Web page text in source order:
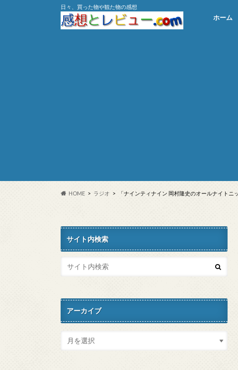
日々、買った物や観た物の感想
ホーム
HOME ラジオ 「ナインティナイン 岡村隆史のオールナイト
サイト内検索
アーカイブ